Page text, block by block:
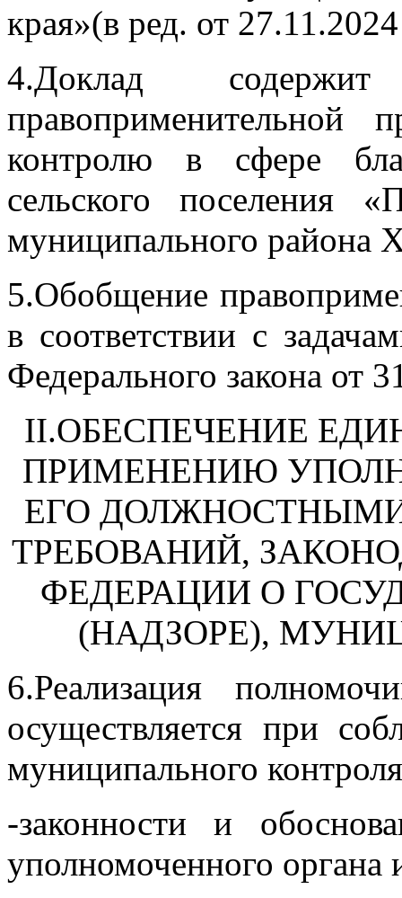
края»(в ред. от
4.Доклад
правоприменительной
контролю в сфере
сельского поселения
муниципального района
5.Обобщение
в соответствии с
Федерального закона от
II.ОБЕСПЕЧЕНИЕ
ПРИМЕНЕНИЮ
ЕГО
ТРЕБОВАНИЙ,
ФЕДЕРАЦИИ О
(НАДЗОРЕ),
6.Реализация
осуществляется при
муниципального
-законности и
уполномоченного